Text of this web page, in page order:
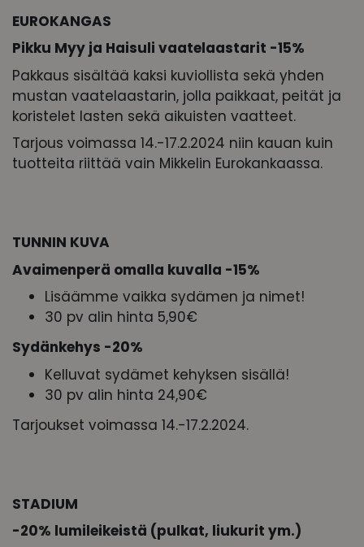
EUROKANGAS
Pikku Myy ja Haisuli vaatelaastarit -15%
Pakkaus sisältää kaksi kuviollista sekä yhden
mustan vaatelaastarin, jolla paikkaat, peität ja
koristelet lasten sekä aikuisten vaatteet.
Tarjous voimassa 14.-17.2.2024 niin kauan kuin
tuotteita riittää vain Mikkelin Eurokankaassa.
TUNNIN KUVA
Avaimenperä omalla kuvalla -15%
Lisäämme vaikka sydämen ja nimet!
30 pv alin hinta 5,90€
Sydänkehys -20%
Kelluvat sydämet kehyksen sisällä!
30 pv alin hinta 24,90€
Tarjoukset voimassa 14.-17.2.2024.
STADIUM
-20% lumileikeistä (pulkat, liukurit ym.)